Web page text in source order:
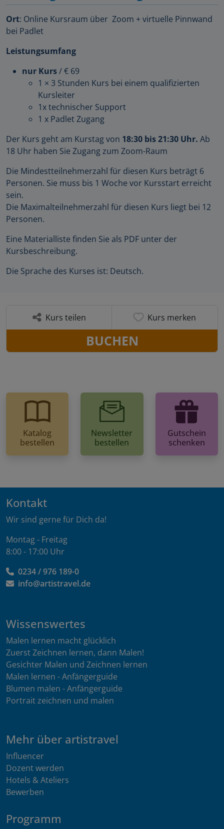
Ort: Online Kursraum über Zoom + virtuelle Pinnwand
bei Padlet
Leistungsumfang
nur Kurs/ € 69
1 × 3 Stunden Kurs bei einem qualifizierten
Kursleiter
1x technischer Support
1 x Padlet Zugang
Der Kurs geht am Kurstag von 18:30 bis 21:30 Uhr. Ab
18 Uhr haben Sie Zugang zum Zoom-Raum
Die Mindestteilnehmerzahl für diesen Kurs beträgt 6
Personen. Sie muss bis 1 Woche vor Kursstart erreicht
sein.
Die Maximalteilnehmerzahl für diesen Kurs liegt bei 12
Personen.
Eine Materialliste finden Sie als PDF unter der
Kursbeschreibung.
Die Sprache des Kurses ist: Deutsch.
Kurs teilen Kurs merken
BUCHEN
Katalog
bestellen
Newsletter
bestellen
Gutschein
schenken
Kontakt
Wir sind gerne für Dich da!
Montag - Freitag
8:00 - 17:00 Uhr
0234 / 976 189-0
info@artistravel.de
Wissenswertes
Malen lernen macht glücklich
Zuerst Zeichnen lernen, dann Malen!
Gesichter Malen und Zeichnen lernen
Malen lernen - Anfängerguide
Blumen malen - Anfängerguide
Portrait zeichnen und malen
Mehr über artistravel
Influencer
Dozent werden
Hotels & Ateliers
Bewerben
Programm